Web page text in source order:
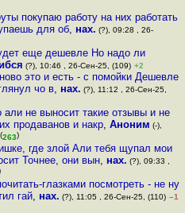
покупаю работу на них работать
для об, нах. (?), 09:28 , 26-
еще дешевле Но надо ли
(?), 10:46 , 26-Сен-25, (109) +2
это и есть - с помойки Дешевле
чо в, нах. (?), 11:12 , 26-Сен-25,
не выносит такие отзывы и не
продаванов и накр, Аноним (-),
263)
где злой Али тебя щупал мои
Точнее, они вын, нах. (?), 09:33 ,
глазками посмотреть - не ну
гай, нах. (?), 11:05 , 26-Сен-25, (110) –1